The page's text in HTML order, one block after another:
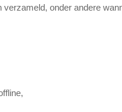
onder andere